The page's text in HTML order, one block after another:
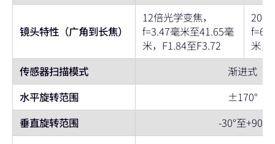
镜头特性（广角到长焦）
12倍光学变焦，
f=3.47毫米至41.65毫
米，F1.84至F3.72
20倍
米，
传感器扫描模式
渐进式
水平旋转范围
±170°
垂直旋转范围
-30°至+90°